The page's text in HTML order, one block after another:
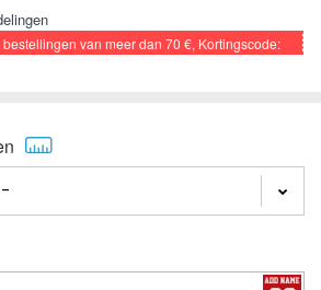
van meer dan 70 €, Kortingscode: